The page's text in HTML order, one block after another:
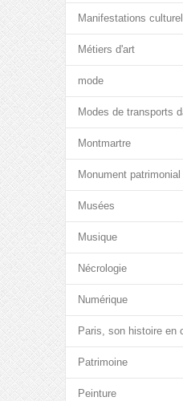
Manifestations
Métiers d'art
mode
Modes de transports
Montmartre
Monument patrimonial
Musées
Musique
Nécrologie
Numérique
Paris, son histoire en
Patrimoine
Peinture